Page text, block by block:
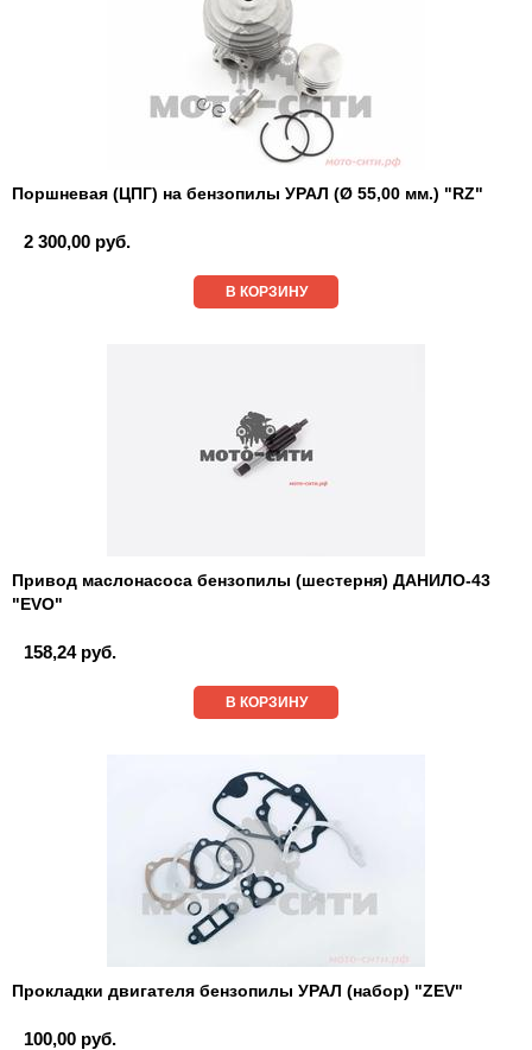
Поршневая (ЦПГ) на бензопилы УРАЛ (Ø 55,00 мм.) "RZ"
2 300,00 руб.
В КОРЗИНУ
Привод маслонасоса бензопилы (шестерня) ДАНИЛО-43
"EVO"
158,24 руб.
В КОРЗИНУ
Прокладки двигателя бензопилы УРАЛ (набор) "ZEV"
100,00 руб.